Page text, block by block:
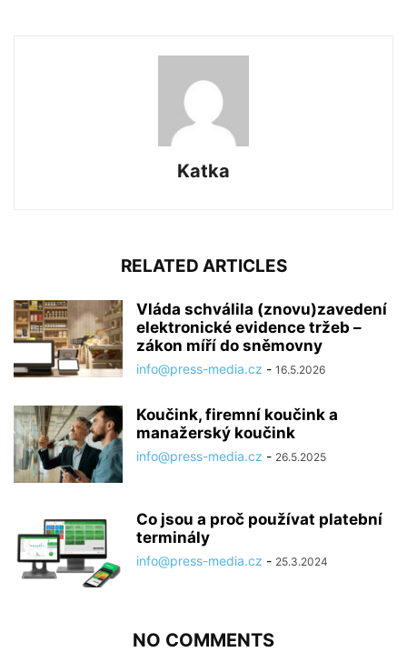
Katka
RELATED ARTICLES
Vláda schválila (znovu)zavedení
elektronické evidence tržeb –
zákon míří do sněmovny
info@press-media.cz - 16.5.2026
Koučink, firemní koučink a
manažerský koučink
info@press-media.cz - 26.5.2025
Co jsou a proč používat platební
terminály
info@press-media.cz - 25.3.2024
NO COMMENTS